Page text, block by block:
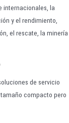
internacionales, la
y el rendimiento,
el rescate, la minería
de servicio
compacto pero